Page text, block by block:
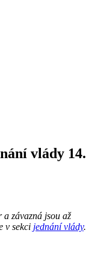
vlády 14.
závazná jsou až
v sekci jednání vlády.